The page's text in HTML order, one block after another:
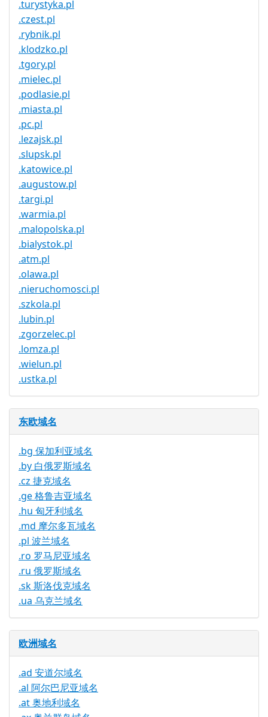
.turystyka.pl
.czest.pl
.rybnik.pl
.klodzko.pl
.tgory.pl
.mielec.pl
.podlasie.pl
.miasta.pl
.pc.pl
.lezajsk.pl
.slupsk.pl
.katowice.pl
.augustow.pl
.targi.pl
.warmia.pl
.malopolska.pl
.bialystok.pl
.atm.pl
.olawa.pl
.nieruchomosci.pl
.szkola.pl
.lubin.pl
.zgorzelec.pl
.lomza.pl
.wielun.pl
.ustka.pl
东欧域名
.bg 保加利亚域名
.by 白俄罗斯域名
.cz 捷克域名
.ge 格鲁吉亚域名
.hu 匈牙利域名
.md 摩尔多瓦域名
.pl 波兰域名
.ro 罗马尼亚域名
.ru 俄罗斯域名
.sk 斯洛伐克域名
.ua 乌克兰域名
欧洲域名
.ad 安道尔域名
.al 阿尔巴尼亚域名
.at 奥地利域名